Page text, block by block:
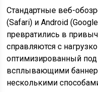
Стандартные веб-
(Safari) и Android
превратились в
справляются с
оптимизированный
всплывающими
несколькими